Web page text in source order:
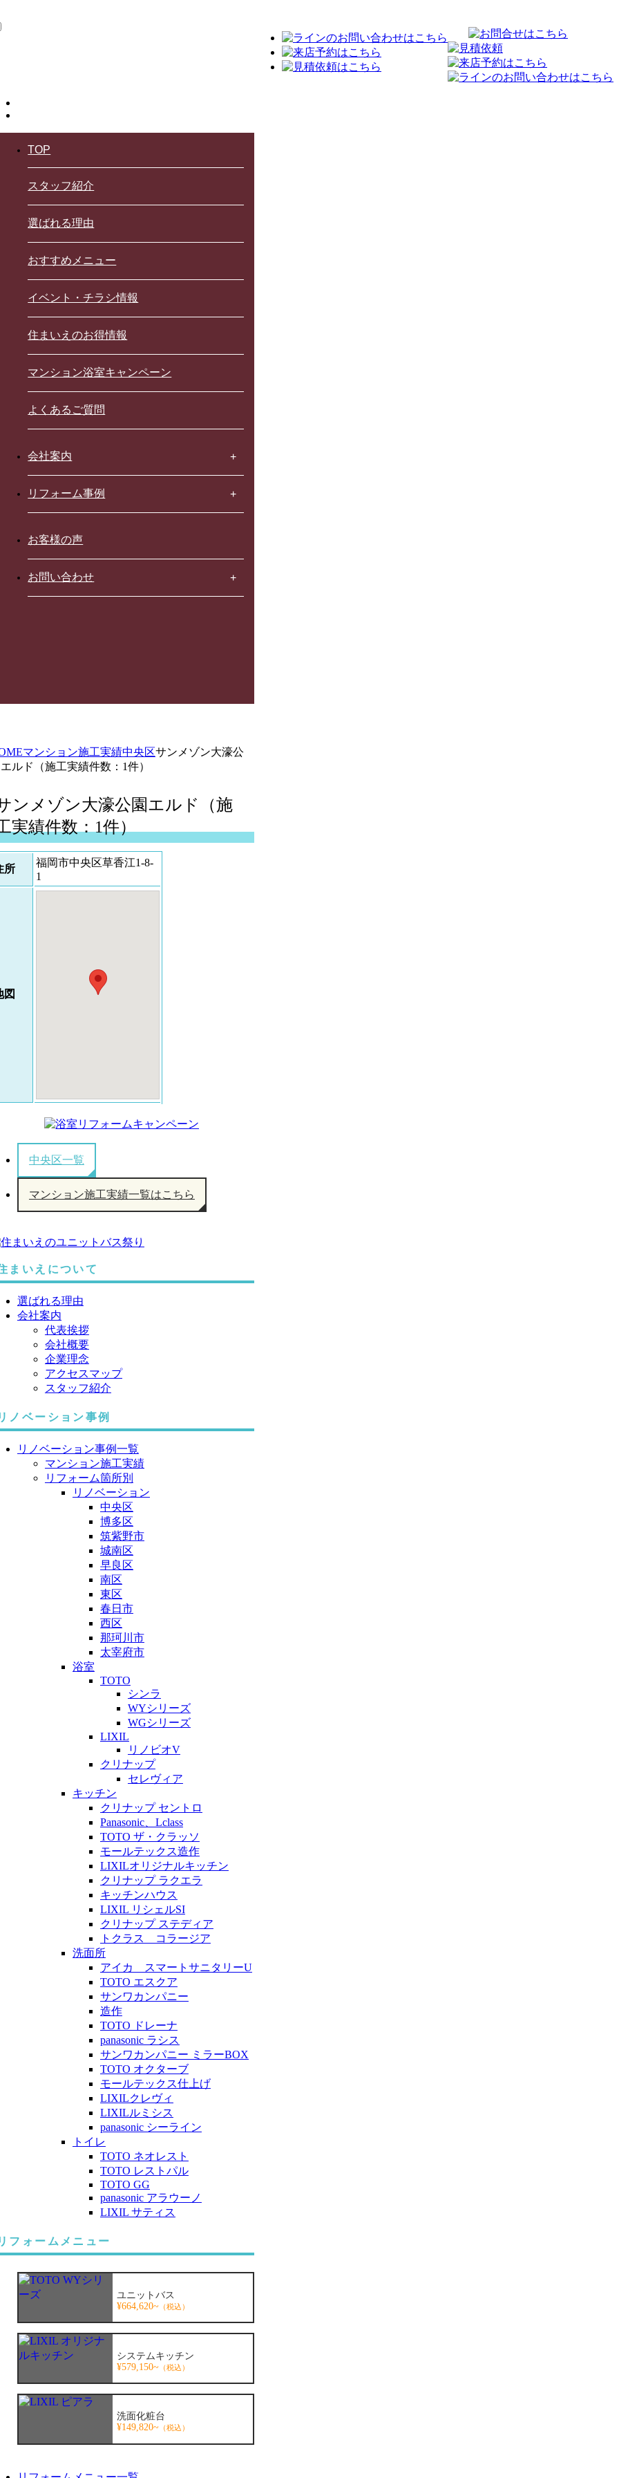
TOP
スタッフ紹介
選ばれる理由
おすすめメニュー
イベント・チラシ情報
住まいえのお得情報
マンション浴室キャンペーン
よくあるご質問
会社案内
リフォーム事例
お客様の声
お問い合わせ
マンション施工実績中央区サンメゾン大濠公
ルド（施工実績件数：1件）
ンメゾン大濠公園エルド（施
実績件数：1件）
所
福岡市中央区草香江1-8-
1
図
中央区一覧
マンション施工実績一覧はこちら
まいえについて
選ばれる理由
会社案内
代表挨拶
会社概要
企業理念
アクセスマップ
スタッフ紹介
ノベーション事例
リノベーション事例一覧
マンション施工実績
リフォーム箇所別
リノベーション
中央区
博多区
筑紫野市
城南区
早良区
南区
東区
春日市
西区
那珂川市
太宰府市
浴室
TOTO
シンラ
WYシリーズ
WGシリーズ
LIXIL
リノビオV
クリナップ
セレヴィア
キッチン
クリナップ セントロ
Panasonic、Lclass
TOTO ザ・クラッソ
モールテックス造作
LIXILオリジナルキッチン
クリナップ ラクエラ
キッチンハウス
LIXIL リシェルSI
クリナップ ステディア
トクラス コラージア
洗面所
アイカ スマートサニタリーU
TOTO エスクア
サンワカンパニー
造作
TOTO ドレーナ
panasonic ラシス
サンワカンパニー ミラーBOX
TOTO オクターブ
モールテックス仕上げ
LIXILクレヴィ
LIXILルミシス
panasonic シーライン
トイレ
TOTO ネオレスト
TOTO レストパル
TOTO GG
panasonic アラウーノ
LIXIL サティス
フォームメニュー
ユニットバス
¥664,620~ （税込）
システムキッチン
¥579,150~ （税込）
洗面化粧台
¥149,820~ （税込）